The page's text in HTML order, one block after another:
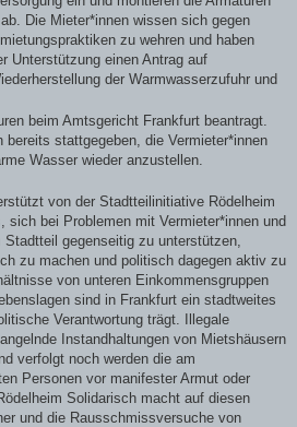
Die Mieter*innen wissen sich gegen
zu wehren und haben
Unterstützung einen Antrag auf
der Warmwasserzufuhr und
beim Amtsgericht Frankfurt beantragt.
bereits stattgegeben, die Vermieter*innen
Wasser wieder anzustellen.
von der Stadtteilinitiative Rödelheim
sich bei Problemen mit Vermieter*innen und
gegenseitig zu unterstützen,
zu machen und politisch dagegen aktiv zu
von unteren Einkommensgruppen
sind in Frankfurt ein stadtweites
Verantwortung trägt. Illegale
Instandhaltungen von Mietshäusern
verfolgt noch werden die am
Personen vor manifester Armut oder
Solidarisch macht auf diesen
und die Rausschmissversuche von